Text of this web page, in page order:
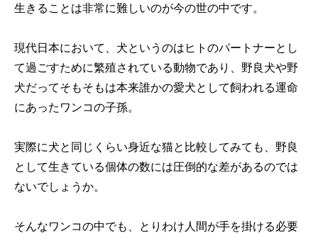
生きることは非常に難しいのが今の世の中です。
現代日本において、犬というのはヒトのパートナーとし
て過ごすために繁殖されている動物であり、野良犬や野
犬だってそもそもは本来誰かの愛犬として飼われる運命
にあったワンコの子孫。
実際に犬と同じくらい身近な猫と比較してみても、野良
として生きている個体の数には圧倒的な差があるのでは
ないでしょうか。
そんなワンコの中でも、とりわけ人間が手を掛ける必要